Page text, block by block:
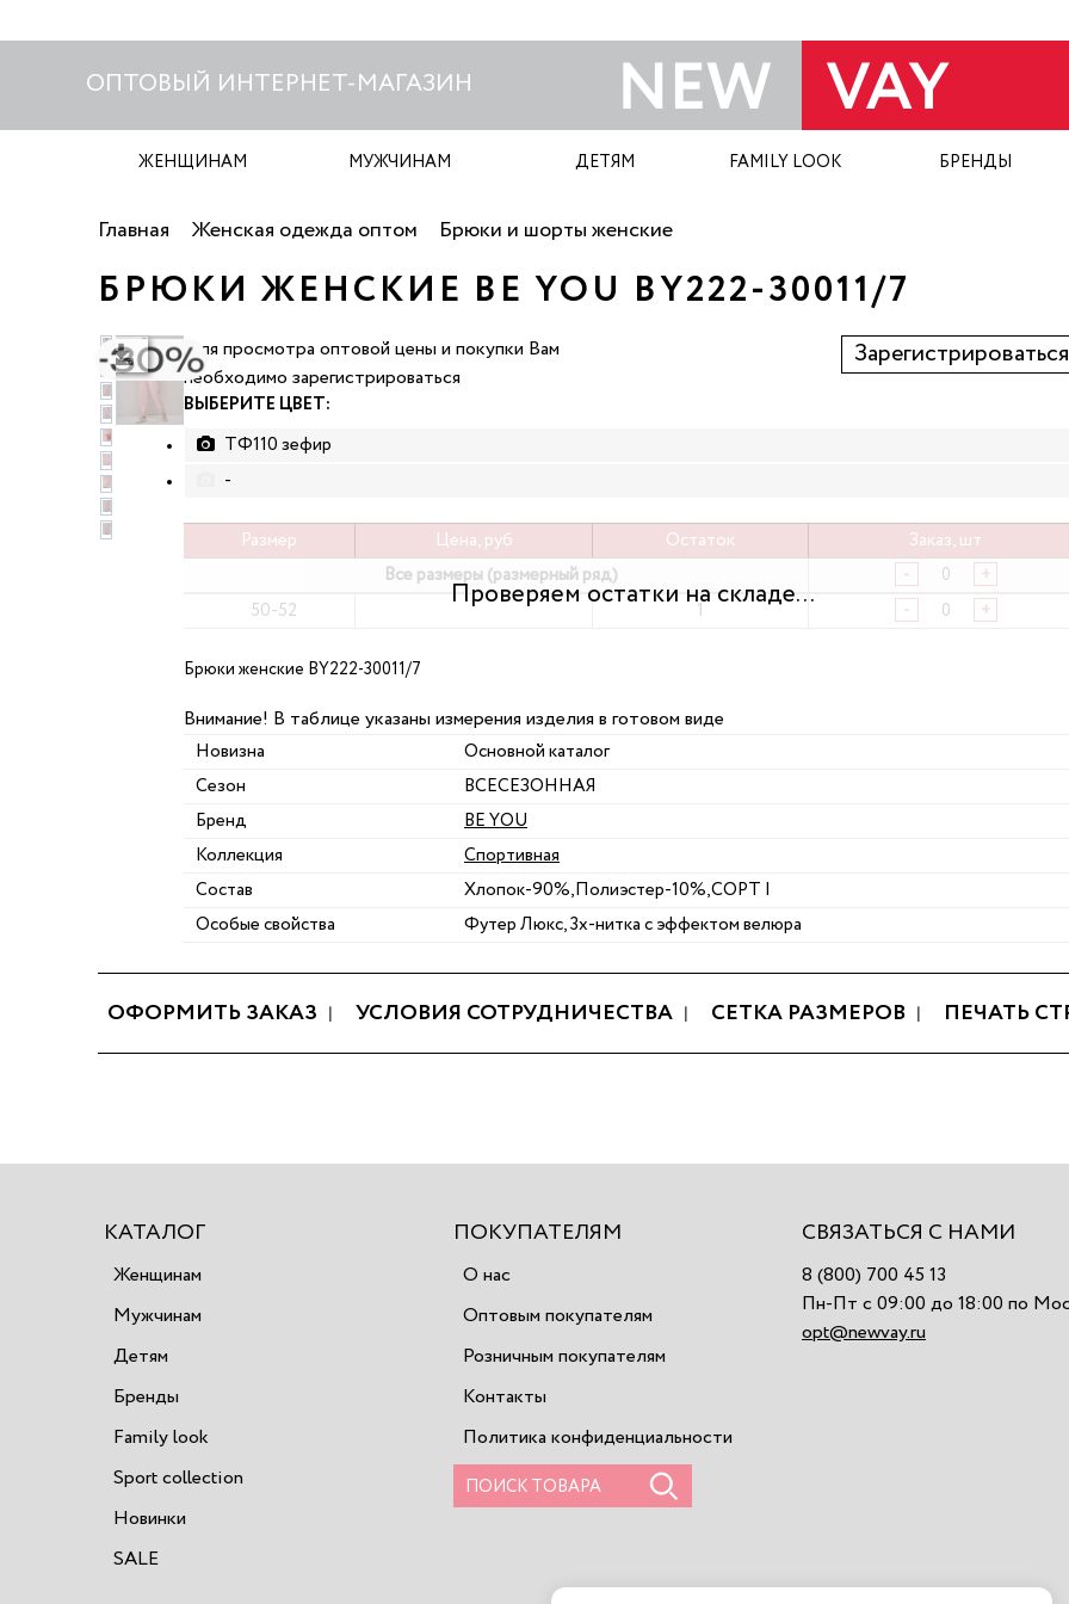
ОПТОВЫЙ ИНТЕРНЕТ-МАГАЗИН
ЖЕНЩИНАМ МУЖЧИНАМ ДЕТЯМ FAMILY LOOK БРЕНДЫ
Главная Женская одежда оптом Брюки и шорты женские
БРЮКИ ЖЕНСКИЕ BE YOU BY222-30011/7
фото
Для просмотра оптовой цены и покупки Вам
необходимо зарегистрироваться
Зарегистрироваться
ВЫБЕРИТЕ ЦВЕТ:
ТФ110 зефир
-
Размер Цена, руб Остаток
Заказ, шт
Все размеры (размерный ряд)
- +
50-52 1 - +
Брюки женские BY222-30011/7
Внимание! В таблице указаны измерения изделия в готовом виде
Новизна
Основной каталог
Сезон
ВСЕСЕЗОННАЯ
Бренд
BE YOU
Коллекция
Спортивная
Состав
Хлопок-90%,Полиэстер-10%,СОРТ I
Особые свойства
Футер Люкс, 3х-нитка с эффектом велюра
ОФОРМИТЬ ЗАКАЗ УСЛОВИЯ СОТРУДНИЧЕСТВА СЕТКА РАЗМЕРОВ ПЕЧАТЬ
КАТАЛОГ
Женщинам
Мужчинам
Детям
Бренды
Family look
Sport collection
Новинки
SALE
ПОКУПАТЕЛЯМ
О нас
Оптовым покупателям
Розничным покупателям
Контакты
Политика конфиденциальности
СВЯЗАТЬСЯ С НАМИ
8 (800) 700 45 13
Пн-Пт с 09:00 до 18:00 по
opt@newvay.ru